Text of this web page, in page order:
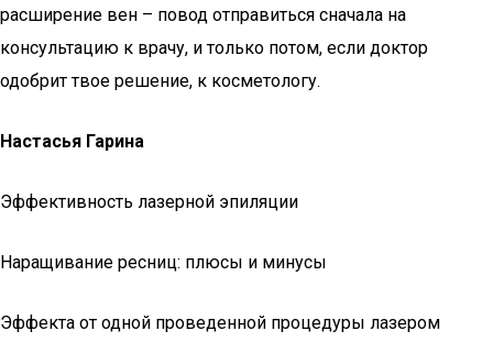
расширение вен – повод отправиться сначала на
консультацию к врачу, и только потом, если доктор
одобрит твое решение, к косметологу.
Настасья Гарина
Эффективность лазерной эпиляции
Наращивание ресниц: плюсы и минусы
Эффекта от одной проведенной процедуры лазером